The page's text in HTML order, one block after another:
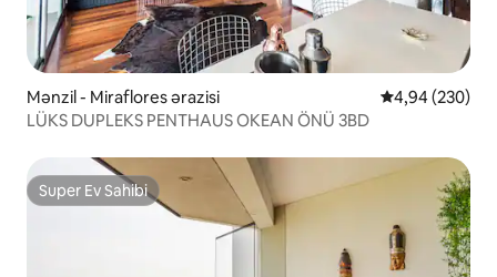
Mənzil - Miraflores ərazisi Ortalama
4,94 (230)
LÜKS DUPLEKS PENTHAUS OKEAN ÖNÜ 3BD
Super Ev Sahibi
Super Ev Sahibi